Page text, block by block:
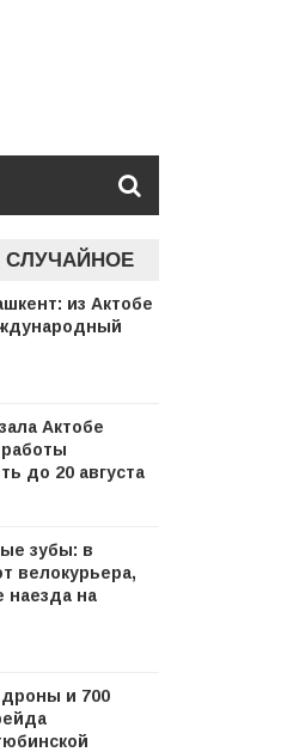
СЛУЧАЙНОЕ
из Актобе
Актобе
до 20 августа
зубы: в
велокурьера,
наезда на
и 700